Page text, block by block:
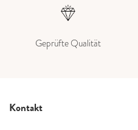
Geprüfte Qualität
Kontakt